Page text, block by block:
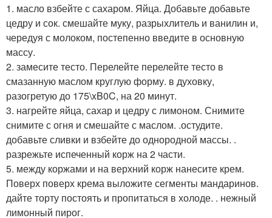
1. масло взбейте с сахаром. Яйца. Добавьте добавьте
цедру и сок. смешайте муку, разрыхлитель и ванилин и,
чередуя с молоком, постепенно введите в основную
массу.
2. замесите тесто. Перелейте перелейте тесто в
смазанную маслом круглую форму. в духовку,
разогретую до 175\xB0C, на 20 минут.
3. нагрейте яйца, сахар и цедру с лимоном. Снимите
снимите с огня и смешайте с маслом. .остудите.
добавьте сливки и взбейте до однородной массы. .
разрежьте испеченный корж на 2 части.
5. между коржами и на верхний корж нанесите крем.
Поверх поверх крема выложите сегменты мандаринов.
дайте торту постоять и пропитаться в холоде. . нежный
лимонный пирог.